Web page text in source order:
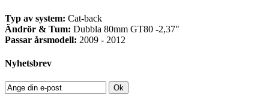
Typ av system: Cat-back
Ändrör & Tum: Dubbla 80mm GT80 -2,37"
Passar årsmodell: 2009 - 2012
Nyhetsbrev
Ok